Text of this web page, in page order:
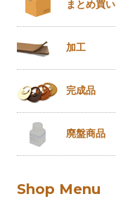
まとめ買い
加工
完成品
廃盤商品
Shop Menu